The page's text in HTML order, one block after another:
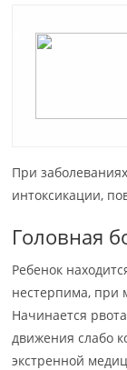
При
интоксикации,
Головная
Ребенок
нестерпима, при
Начинается
движения слабо
экстренной